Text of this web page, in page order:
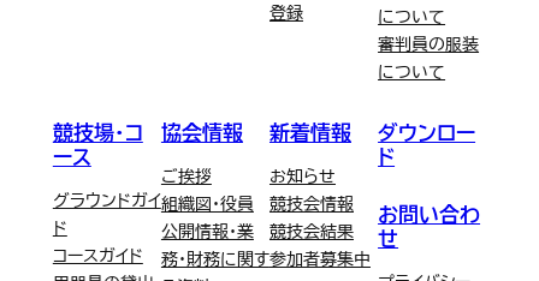
登録
について
審判員の服装
について
競技場・コ
ース
グラウンドガイ
ド
コースガイド
協会情報
ご挨拶
組織図・役員
公開情報・業
務・財務に関す
新着情報
お知らせ
競技会情報
競技会結果
参加者募集中
ダウンロー
ド
お問い合わ
せ